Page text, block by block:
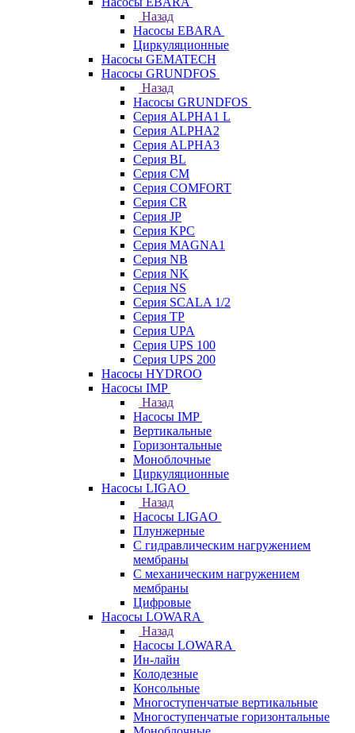
Назад
Насосы EBARA
Циркуляционные
Насосы GEMATECH
Насосы GRUNDFOS
Назад
Насосы GRUNDFOS
Серия ALPHA1 L
Серия ALPHA2
Серия ALPHA3
Серия BL
Серия CM
Серия COMFORT
Серия CR
Серия JP
Серия KPC
Серия MAGNA1
Серия NB
Серия NK
Серия NS
Серия SCALA 1/2
Серия TP
Серия UPA
Серия UPS 100
Серия UPS 200
Насосы HYDROO
Насосы IMP
Назад
Насосы IMP
Вертикальные
Горизонтальные
Моноблочные
Циркуляционные
Насосы LIGAO
Назад
Насосы LIGAO
Плунжерные
С гидравлическим нагружением
мембраны
С механическим нагружением
мембраны
Цифровые
Насосы LOWARA
Назад
Насосы LOWARA
Ин-лайн
Колодезные
Консольные
Многоступенчатые вертикальные
Многоступенчатые горизонтальные